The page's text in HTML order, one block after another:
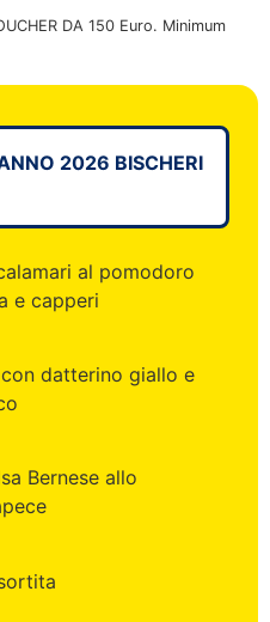
DA 150 Euro. Minimum
2026 BISCHERI
al pomodoro
e capperi
datterino giallo e
Bernese allo